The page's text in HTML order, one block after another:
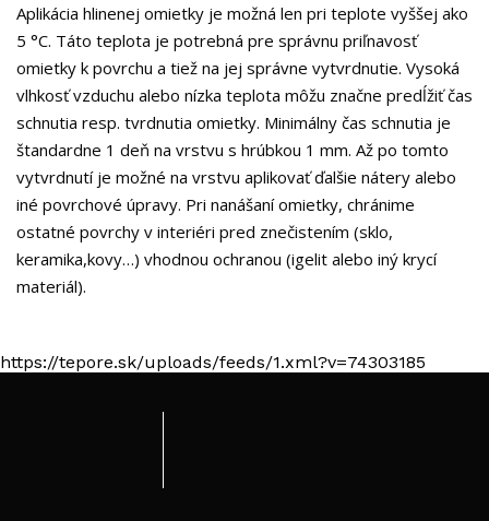
Aplikácia hlinenej omietky je možná len pri teplote vyššej ako
5 °C. Táto teplota je potrebná pre správnu priľnavosť
omietky k povrchu a tiež na jej správne vytvrdnutie. Vysoká
vlhkosť vzduchu alebo nízka teplota môžu značne predĺžiť čas
schnutia resp. tvrdnutia omietky. Minimálny čas schnutia je
štandardne 1 deň na vrstvu s hrúbkou 1 mm. Až po tomto
vytvrdnutí je možné na vrstvu aplikovať ďalšie nátery alebo
iné povrchové úpravy. Pri nanášaní omietky, chránime
ostatné povrchy v interiéri pred znečistením (sklo,
keramika,kovy…) vhodnou ochranou (igelit alebo iný krycí
materiál).
https://tepore.sk/uploads/feeds/1.xml?v=74303185